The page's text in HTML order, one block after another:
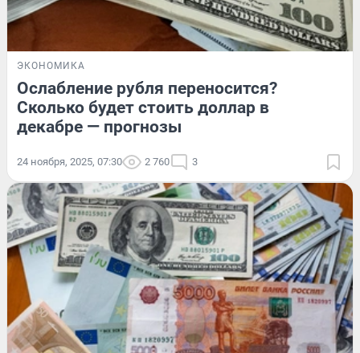
ЭКОНОМИКА
Ослабление рубля переносится?
Сколько будет стоить доллар в
декабре — прогнозы
24 ноября, 2025, 07:30 2 760 3